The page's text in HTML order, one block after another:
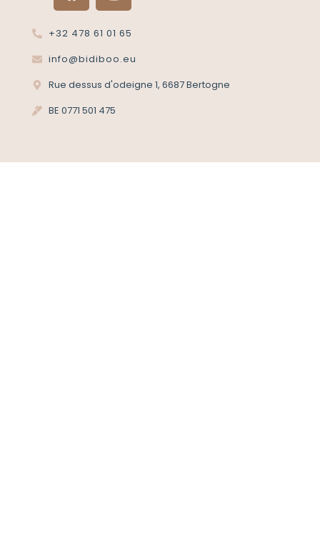
+32 478 61 01 65
info@bidiboo.eu
Rue dessus d'odeigne 1, 6687 Bertogne
BE 0771 501 475